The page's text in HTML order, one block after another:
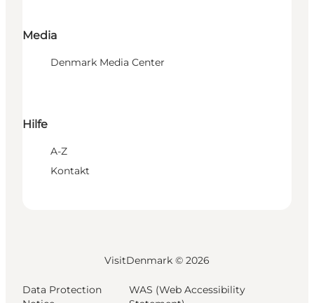
Media
Denmark Media Center
Hilfe
A-Z
Kontakt
VisitDenmark © 2026
Data Protection
WAS (Web Accessibility